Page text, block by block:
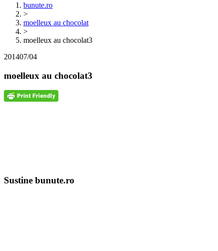
bunute.ro
>
moelleux au chocolat
>
moelleux au chocolat3
201407/04
moelleux au chocolat3
Sustine bunute.ro